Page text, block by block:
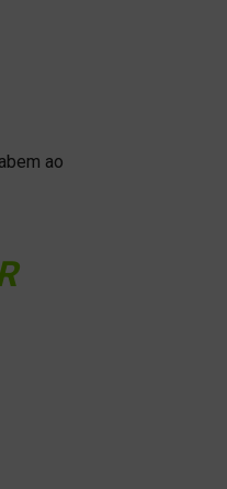
ao